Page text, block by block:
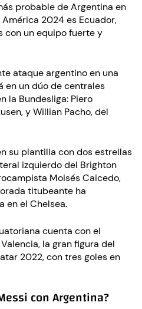
probable de Argentina en
2024 es Ecuador,
con un equipo fuerte y
ataque argentino en una
en un dúo de centrales
la Bundesliga: Piero
y Willian Pacho, del
su plantilla con dos estrellas
izquierdo del Brighton
Moisés Caicedo,
titubeante ha
en el Chelsea.
cuenta con el
la gran figura del
2022, con tres goles en
con Argentina?